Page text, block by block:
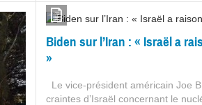
Biden sur l’Iran : « Israël a
»
Le vice-président américain Joe
craintes d’Israël concernant le